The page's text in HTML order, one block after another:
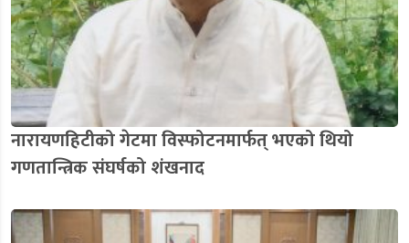
नारायणहिटीको गेटमा विस्फोटनमार्फत् भएको थियो
गणतान्त्रिक संघर्षको शंखनाद